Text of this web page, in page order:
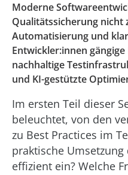
Moderne
Qualitätssicherung nicht
Automatisierung und
Entwickler:innen
nachhaltige
und KI-gestützte
Im ersten Teil dieser
beleuchtet, von den
zu Best Practices im
praktische
effizient ein? Welche